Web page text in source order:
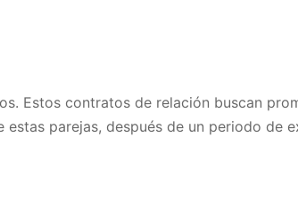
Estos contratos de relación buscan
parejas, después de un periodo de